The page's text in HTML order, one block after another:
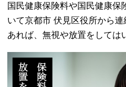
国民健康保険料や国民健康保
いて京都市 伏見区役所から
あれば、無視や放置をしては